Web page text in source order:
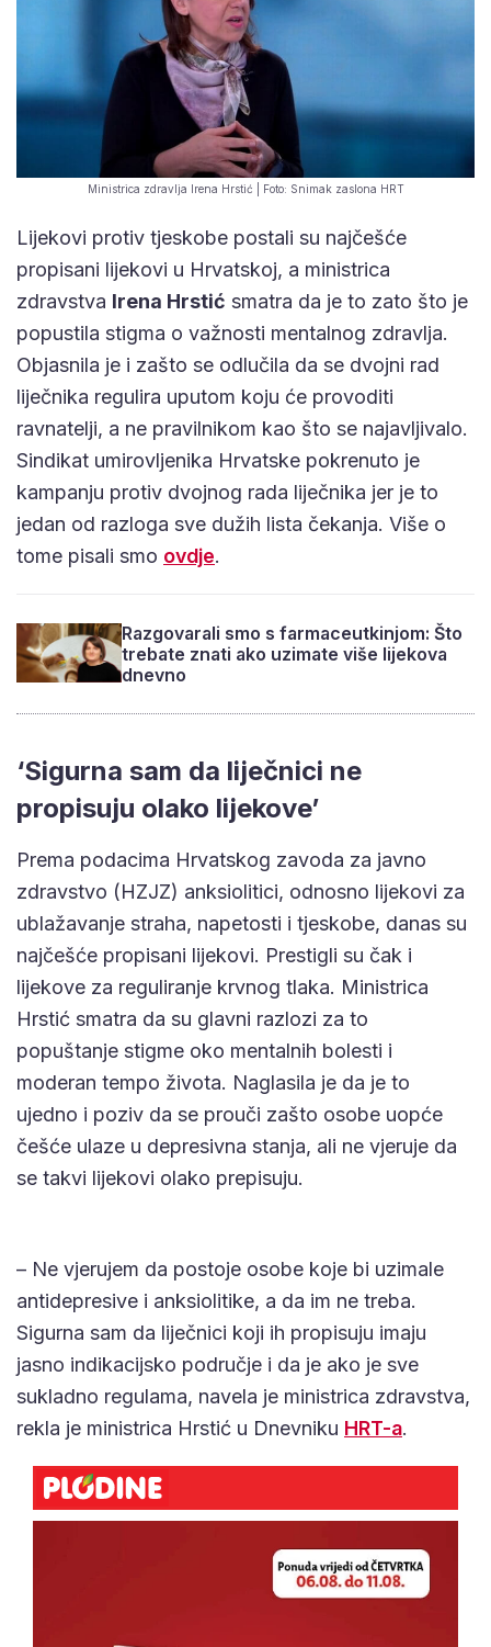
Ministrica zdravlja Irena Hrstić | Foto: Snimak zaslona HRT
Lijekovi protiv tjeskobe postali su najčešće
propisani lijekovi u Hrvatskoj, a ministrica
zdravstva Irena Hrstić smatra da je to zato što je
popustila stigma o važnosti mentalnog zdravlja.
Objasnila je i zašto se odlučila da se dvojni rad
liječnika regulira uputom koju će provoditi
ravnatelji, a ne pravilnikom kao što se najavljivalo.
Sindikat umirovljenika Hrvatske pokrenuto je
kampanju protiv dvojnog rada liječnika jer je to
jedan od razloga sve dužih lista čekanja. Više o
tome pisali smo ovdje.
Razgovarali smo s farmaceutkinjom: Što
trebate znati ako uzimate više lijekova
dnevno
‘Sigurna sam da liječnici ne
propisuju olako lijekove’
Prema podacima Hrvatskog zavoda za javno
zdravstvo (HZJZ) anksiolitici, odnosno lijekovi za
ublažavanje straha, napetosti i tjeskobe, danas su
najčešće propisani lijekovi. Prestigli su čak i
lijekove za reguliranje krvnog tlaka. Ministrica
Hrstić smatra da su glavni razlozi za to
popuštanje stigme oko mentalnih bolesti i
moderan tempo života. Naglasila je da je to
ujedno i poziv da se prouči zašto osobe uopće
češće ulaze u depresivna stanja, ali ne vjeruje da
se takvi lijekovi olako prepisuju.
– Ne vjerujem da postoje osobe koje bi uzimale
antidepresive i anksiolitike, a da im ne treba.
Sigurna sam da liječnici koji ih propisuju imaju
jasno indikacijsko područje i da je ako je sve
sukladno regulama, navela je ministrica zdravstva,
rekla je ministrica Hrstić u Dnevniku HRT-a.